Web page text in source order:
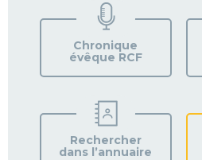
Chronique
évêque RCF
Rechercher
dans l’annuaire